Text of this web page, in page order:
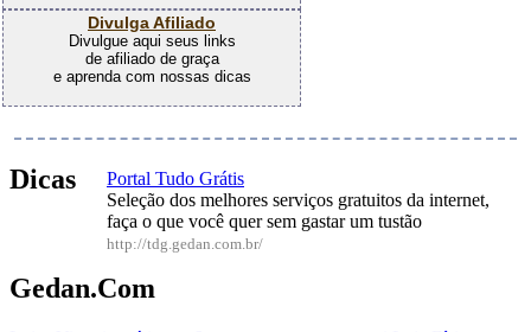
Divulga Afiliado
Divulgue aqui seus links
de afiliado de graça
e aprenda com nossas dicas
Portal Tudo Grátis
Seleção dos melhores serviços gratuitos da internet,
faça o que você quer sem gastar um tustão
http://tdg.gedan.com.br/
Dicas
Gedan.Com